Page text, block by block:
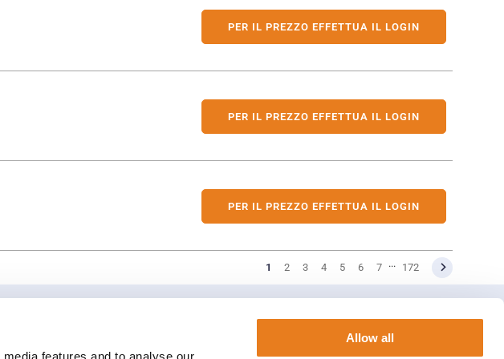
Allow all
PER IL PREZZO EFFETTUA IL LOGIN
PER IL PREZZO EFFETTUA IL LOGIN
PER IL PREZZO EFFETTUA IL LOGIN
1 2 3 4 5 6 7 ... 172